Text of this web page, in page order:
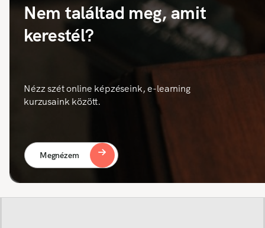
Nem találtad meg, amit
kerestél?
Nézz szét online képzéseink, e-learning
kurzusaink között.
Megnézem